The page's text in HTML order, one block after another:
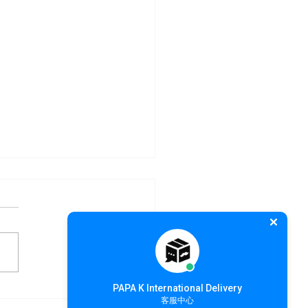
我也可以 國際搬家！PAPA K International Delivery
客服中心